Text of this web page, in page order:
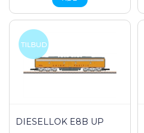
DIESELLOK E8B UP